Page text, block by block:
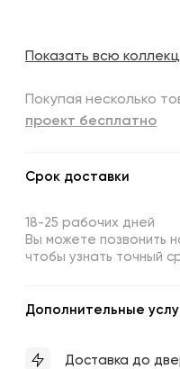
Показать всю
Покупая несколько
проект бесплатно
Срок доставки
18-25 рабочих дней
Вы можете позвонить
чтобы узнать точный
Дополнительные
Доставка до